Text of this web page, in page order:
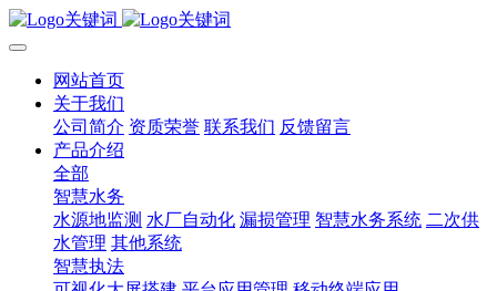
网站首页
关于我们
公司简介 资质荣誉 联系我们 反馈留言
产品介绍
全部
智慧水务
水源地监测 水厂自动化 漏损管理 智慧水务系统 二次供
水管理 其他系统
智慧执法